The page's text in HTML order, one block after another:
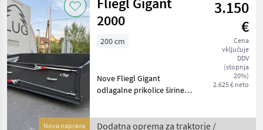
(Staplerlaschenmaß
Nova naprava
2000
3.150
€
Cena
vključuje
DDV
(stopnja
20%)
2.625 € neto
200 cm
Nove Fliegl Gigant
odlagalne prikolice širine
KAT II - EURO-priključek -
Dodatna oprema za traktorje /